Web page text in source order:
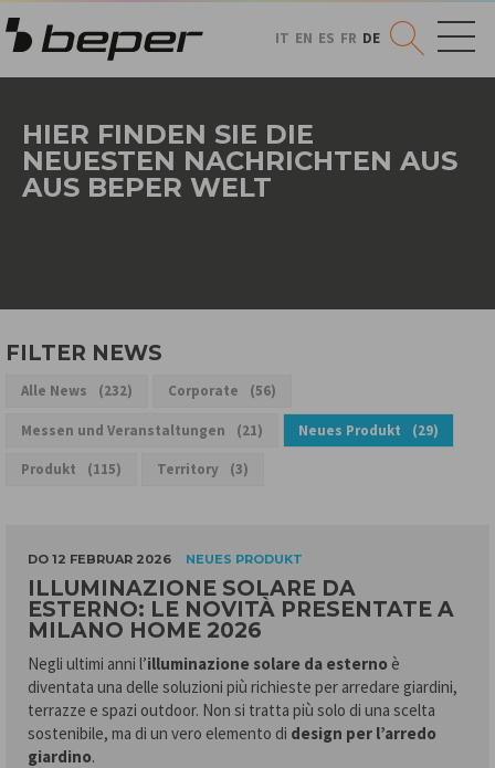
IT EN ES FR DE
HIER FINDEN SIE DIE
NEUESTEN NACHRICHTEN AUS
AUS BEPER WELT
FILTER NEWS
Alle News 232 Corporate 56
Messen und Veranstaltungen 21 Neues Produkt 29
Produkt 115 Territory 3
DO 12 FEBRUAR 2026 NEUES PRODUKT
ILLUMINAZIONE SOLARE DA
ESTERNO: LE NOVITÀ PRESENTATE A
MILANO HOME 2026
Negli ultimi anni l’illuminazione solare da esterno è
diventata una delle soluzioni più richieste per arredare giardini,
terrazze e spazi outdoor. Non si tratta più solo di una scelta
sostenibile, ma di un vero elemento di design per l’arredo
giardino.